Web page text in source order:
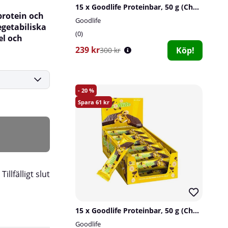
och
och
Tillfälligt slut
15 x Goodlife Proteinbar, 50 g (Chocolate Hazelnut Cream)
Goodlife
0
239 kr300 kr Köp!
20
61
15 x Goodlife Proteinbar, 50 g (Chocolate Banana Bliss)
Goodlife